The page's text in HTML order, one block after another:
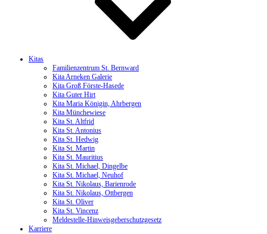
Kitas
Familienzentrum St. Bernward
Kita Arneken Galerie
Kita Groß Förste-Hasede
Kita Guter Hirt
Kita Maria Königin, Ahrbergen
Kita Münchewiese
Kita St. Altfrid
Kita St. Antonius
Kita St. Hedwig
Kita St. Martin
Kita St. Mauritius
Kita St. Michael, Dingelbe
Kita St. Michael, Neuhof
Kita St. Nikolaus, Barienrode
Kita St. Nikolaus, Ottbergen
Kita St. Oliver
Kita St. Vincenz
Meldestelle-Hinweisgeberschutzgesetz
Karriere